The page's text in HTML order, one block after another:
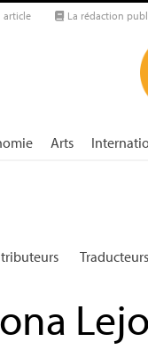
article La rédaction
Arts
Traducteurs